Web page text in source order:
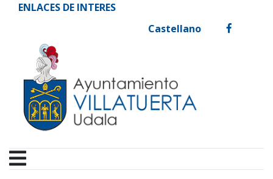
Ir al contenido
Ayuntamiento de
ENLACES DE INTERES
Castellano
facebook